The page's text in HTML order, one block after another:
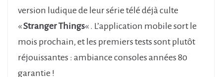
version ludique de leur série télé déjà culte
«Stranger Things« . L’application mobile sort le
mois prochain, et les premiers tests sont plutôt
réjouissantes : ambiance consoles années 80
garantie !